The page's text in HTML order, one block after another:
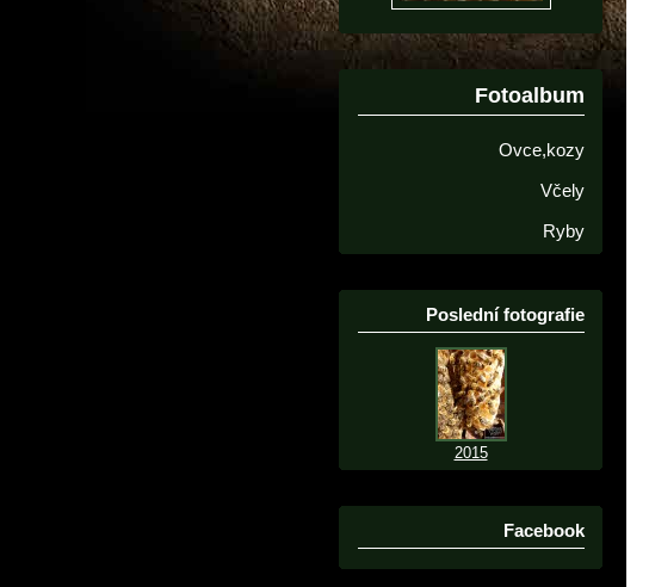
Fotoalbum
Ovce,kozy
Včely
Ryby
Poslední fotografie
2015
Facebook